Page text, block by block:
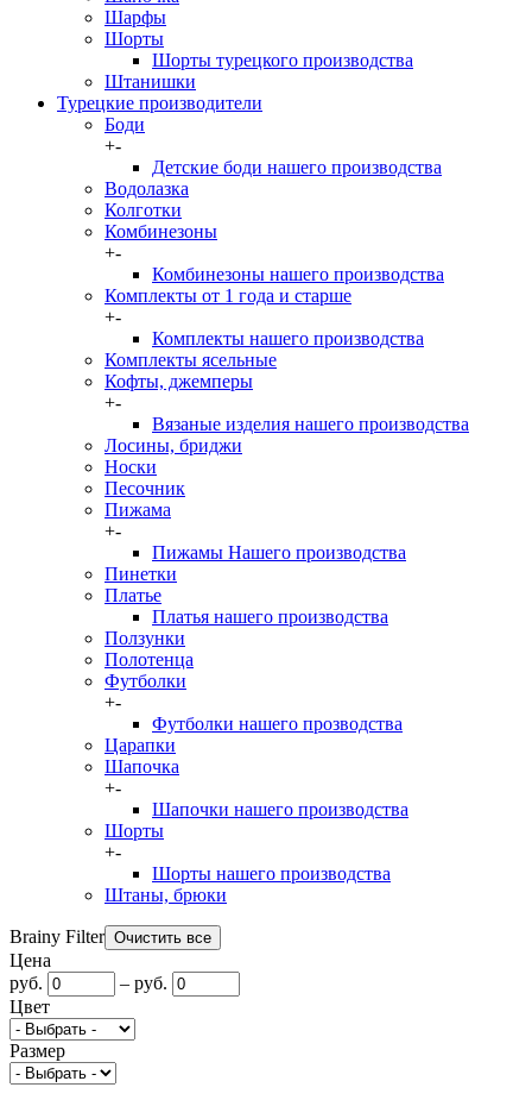
Шарфы
Шорты
Шорты турецкого производства
Штанишки
Турецкие производители
Боди
+-
Детские боди нашего производства
Водолазка
Колготки
Комбинезоны
+-
Комбинезоны нашего производства
Комплекты от 1 года и старше
+-
Комплекты нашего производства
Комплекты ясельные
Кофты, джемперы
+-
Вязаные изделия нашего производства
Лосины, бриджи
Носки
Песочник
Пижама
+-
Пижамы Нашего производства
Пинетки
Платье
Платья нашего производства
Ползунки
Полотенца
Футболки
+-
Футболки нашего прозводства
Царапки
Шапочка
+-
Шапочки нашего производства
Шорты
+-
Шорты нашего производства
Штаны, брюки
Brainy Filter
Цена
руб.
– руб.
Цвет
Размер